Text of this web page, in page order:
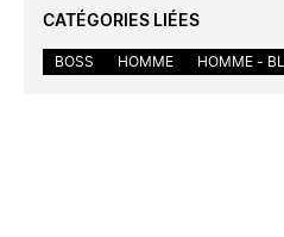
CATÉGORIES LIÉES
BOSS HOMME HOMME -